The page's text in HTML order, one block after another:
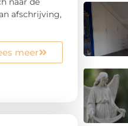
afschrijving,
meer